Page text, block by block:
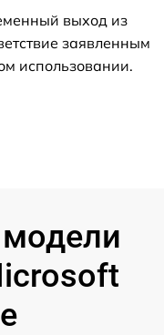
выход из
заявленным
использовании.